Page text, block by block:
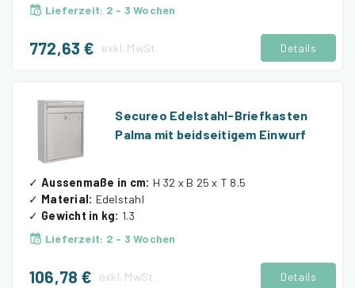
Lieferzeit: 2 - 3 Wochen
772,63 € exkl. MwSt. Details
Secureo Edelstahl-Briefkasten
Palma mit beidseitigem Einwurf
✓ Aussenmaße in cm: H 32 x B 25 x T 8.5
✓ Material: Edelstahl
✓ Gewicht in kg: 1.3
Lieferzeit: 2 - 3 Wochen
106,78 € exkl. MwSt. Details